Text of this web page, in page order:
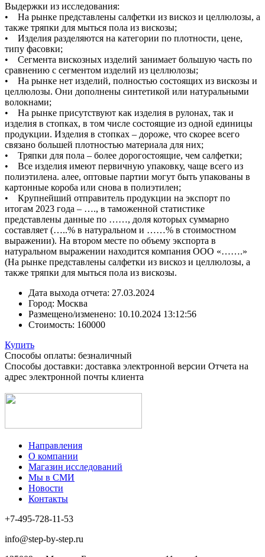
Выдержки из исследования:
• На рынке представлены салфетки из вискоз и целлюлозы, а
также тряпки для мыться пола из вискозы;
• Изделия разделяются на категории по плотности, цене,
типу фасовки;
• Сегмента вискозных изделий занимает большую часть по
сравнению с сегментом изделий из целлюлозы;
• На рынке нет изделий, полностью состоящих из вискозы и
целлюлозы. Они дополнены синтетикой или натуральными
волокнами;
• На рынке присутствуют как изделия в рулонах, так и
изделия в стопках, в том числе состоящие из одной единицы
продукции. Изделия в стопках – дороже, что скорее всего
связано большей плотностью материала для них;
• Тряпки для пола – более дорогостоящие, чем салфетки;
• Все изделия имеют первичную упаковку, чаще всего из
полиэтилена. алее, оптовые партии могут быть упакованы в
картонные короба или снова в полиэтилен;
• Крупнейший отправитель продукции на экспорт по
итогам 2023 года – …., в таможенной статистике
представлены данные по ……, доля которых суммарно
составляет (…..% в натуральном и ……% в стоимостном
выражении). На втором месте по объему экспорта в
натуральном выражении находится компания ООО «…….»
(На рынке представлены салфетки из вискоз и целлюлозы, а
также тряпки для мыться пола из вискозы.
Дата выхода отчета: 27.03.2024
Город: Москва
Размещено/изменено: 10.10.2024 13:12:56
Стоимость: 160000
Купить
Способы оплаты: безналичный
Способы доставки: доставка электронной версии Отчета на
адрес электронной почты клиента
Направления
О компании
Магазин исследований
Мы в СМИ
Новости
Контакты
+7-495-728-11-53
info@step-by-step.ru